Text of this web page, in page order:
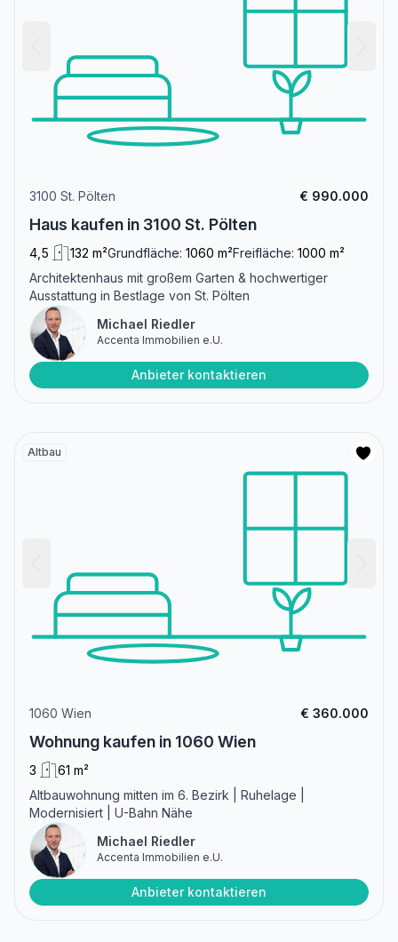
3100 St. Pölten € 990.000
Haus kaufen in 3100 St. Pölten
4,5 132 m²Grundfläche: 1060 m²Freifläche: 1000 m²
Architektenhaus mit großem Garten & hochwertiger
Ausstattung in Bestlage von St. Pölten
Michael Riedler
Accenta Immobilien e.U.
Anbieter kontaktieren
Altbau
1060 Wien € 360.000
Wohnung kaufen in 1060 Wien
3
61 m²
Altbauwohnung mitten im 6. Bezirk | Ruhelage |
Modernisiert | U-Bahn Nähe
Michael Riedler
Accenta Immobilien e.U.
Anbieter kontaktieren